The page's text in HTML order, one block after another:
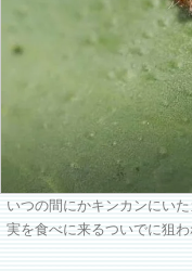
いつの間にかキンカンにい
実を食べに来るついでに狙